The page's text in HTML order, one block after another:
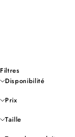
Filtres
Disponibilité
Prix
Taille